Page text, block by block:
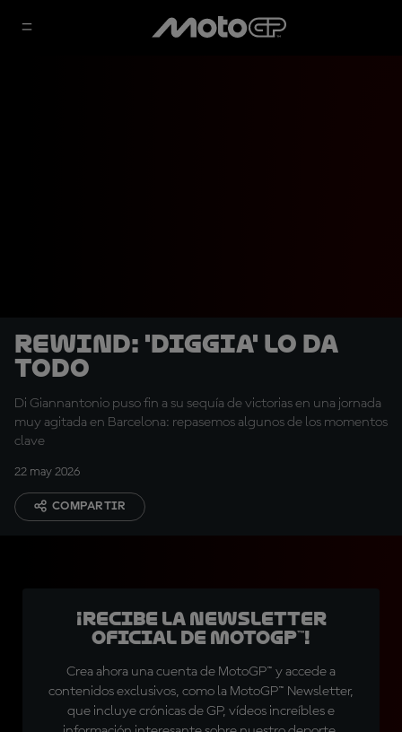
REWIND: 'Diggia' lo da
todo
Di Giannantonio puso fin a su sequía de victorias en una jornada
muy agitada en Barcelona: repasemos algunos de los momentos
clave
22 may 2026
COMPARTIR
¡Recibe la Newsletter
oficial de MotoGP™!
Crea ahora una cuenta de MotoGP™ y accede a
contenidos exclusivos, como la MotoGP™ Newsletter,
que incluye crónicas de GP, vídeos increíbles e